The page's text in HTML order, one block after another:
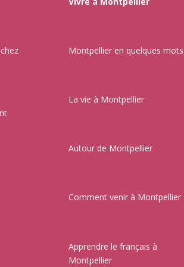
Montpellier en quelques mots
La vie à Montpellier
Autour de Montpellier
Comment venir à Montpellier
Apprendre le français à
Montpellier